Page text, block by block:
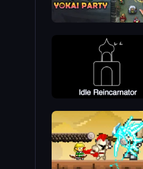
Idle Reincarnator